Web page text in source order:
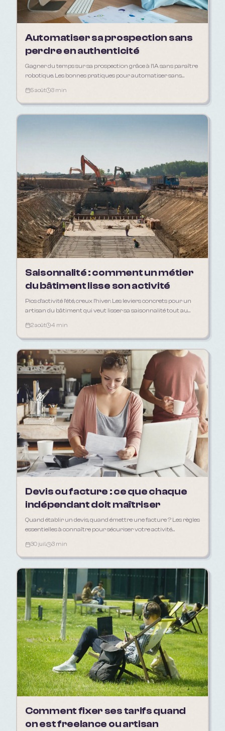
Automatiser sa prospection sans
perdre en authenticité
Gagner du temps sur sa prospection grâce à l'IA sans paraître
robotique. Les bonnes pratiques pour automatiser sans
5 août 3 min
Saisonnalité : comment un métier
du bâtiment lisse son activité
Pics d'activité l'été, creux l'hiver. Les leviers concrets pour un
artisan du bâtiment qui veut lisser sa saisonnalité tout au
2 août 4 min
Devis ou facture : ce que chaque
indépendant doit maîtriser
Quand établir un devis, quand émettre une facture ? Les règles
essentielles à connaître pour sécuriser votre activité
30 juil. 3 min
Comment fixer ses tarifs quand
on est freelance ou artisan